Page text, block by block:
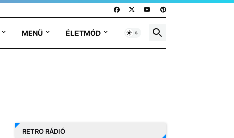
MENÜ ÉLETMÓD
RETRO RÁDIÓ